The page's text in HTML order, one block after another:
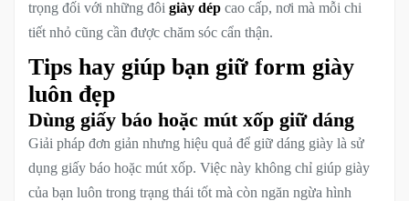
trọng đối với những đôi giày dép cao cấp, nơi mà mỗi chi
tiết nhỏ cũng cần được chăm sóc cẩn thận.
Tips hay giúp bạn giữ form giày
luôn đẹp
Dùng giấy báo hoặc mút xốp giữ dáng
Giải pháp đơn giản nhưng hiệu quả để giữ dáng giày là sử
dụng giấy báo hoặc mút xốp. Việc này không chỉ giúp giày
của bạn luôn trong trạng thái tốt mà còn ngăn ngừa hình